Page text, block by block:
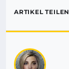
ARTIKEL TEILEN